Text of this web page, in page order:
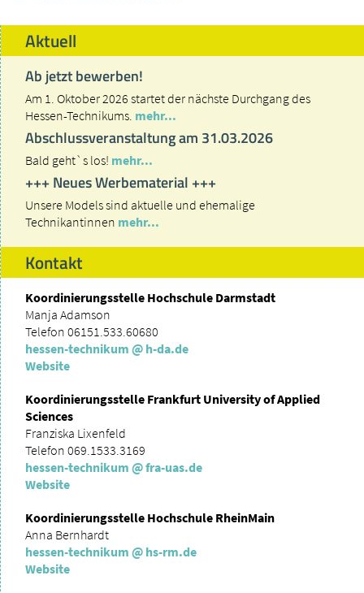
Aktuell
Ab jetzt bewerben!
Am 1. Oktober 2026 startet der nächste Durchgang des
Hessen-Technikums. mehr...
Abschlussveranstaltung am 31.03.2026
Bald geht`s los! mehr...
+++ Neues Werbematerial +++
Unsere Models sind aktuelle und ehemalige
Technikantinnen mehr...
Kontakt
Koordinierungsstelle Hochschule Darmstadt
Manja Adamson
Telefon 06151.533.60680
hessen-technikum @ h-da.de
Website
Koordinierungsstelle Frankfurt University of Applied
Sciences
Franziska Lixenfeld
Telefon 069.1533.3169
hessen-technikum @ fra-uas.de
Website
Koordinierungsstelle Hochschule RheinMain
Anna Bernhardt
hessen-technikum @ hs-rm.de
Website